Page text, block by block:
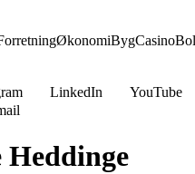
ØkonomiBygCasino
LinkedIn YouTube
Heddinge